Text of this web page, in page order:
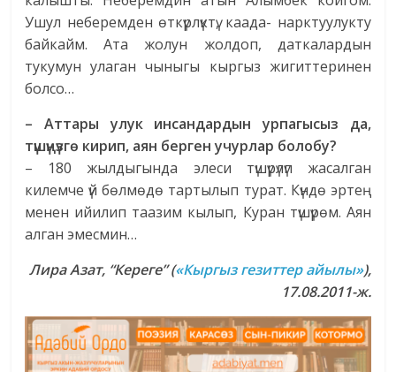
Ушул неберемден өткүрлүктү, каада- нарктуулукту
байкайм. Ата жолун жолдоп, даткалардын
тукумун улаган чыныгы кыргыз жигиттеринен
болсо…
– Аттары улук инсандардын урпагысыз да,
түшүңүзгө кирип, аян берген учурлар болобу?
– 180 жылдыгында элеси түшүрүлүп жасалган
килемче үй бөлмөдө тартылып турат. Күндө эртең
менен ийилип таазим кылып, Куран түшүрөм. Аян
алган эмесмин…
Лира Азат, “Кереге” («Кыргыз гезиттер айылы»),
17.08.2011-ж.